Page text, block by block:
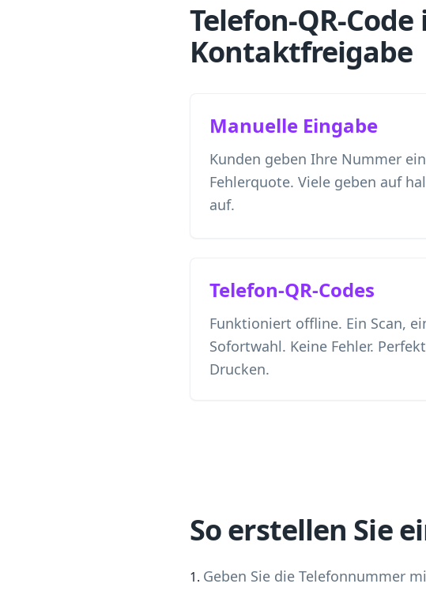
Telefon-QR-
Kontaktfreigabe
Manuelle Eingabe
Kunden geben Ihre Nummer
Fehlerquote. Viele geben auf
auf.
Telefon-QR-Codes
Funktioniert offline. Ein Scan,
Sofortwahl. Keine Fehler.
Drucken.
So erstellen Sie
Geben Sie die Telefonnummer